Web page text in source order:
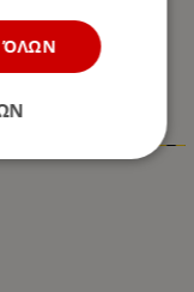
Βοήθεια
–
Γεωργικά